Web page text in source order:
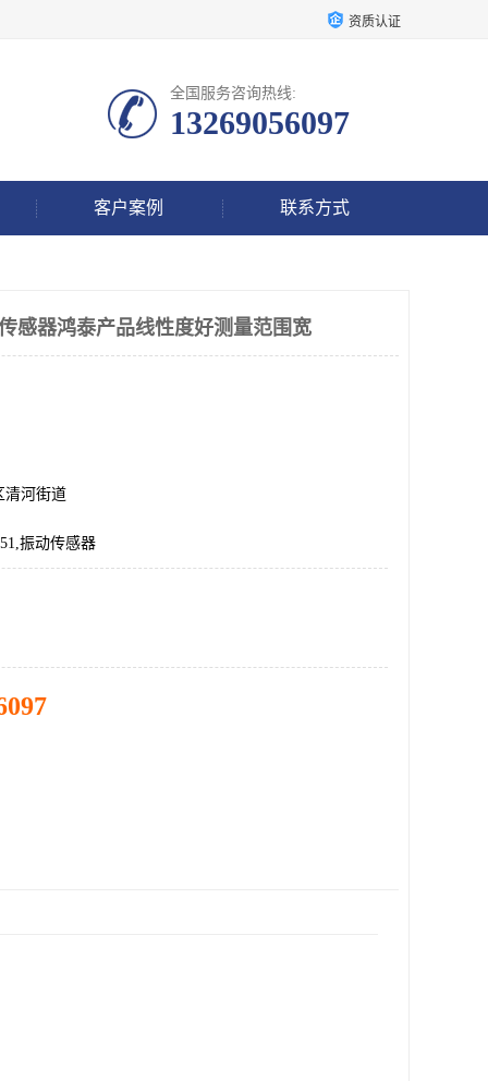
资质认证
全国服务咨询热线:
13269056097
客户案例 联系方式
感器鸿泰产品线性度好测量范围宽
清河街道
振动传感器